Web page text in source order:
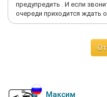
предупредить . И если
очереди приходится ждать
Максим